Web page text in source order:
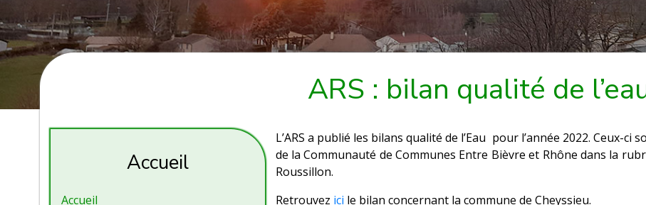
ARS : bilan qualité de
Accueil
Accueil
L’ARS a publié les bilans qualité de l’Eau pour l’année 2022. Ceux-
de la Communauté de Communes Entre Bièvre et Rhône dans la
Roussillon.
Retrouvez ici le bilan concernant la commune de Cheyssieu.